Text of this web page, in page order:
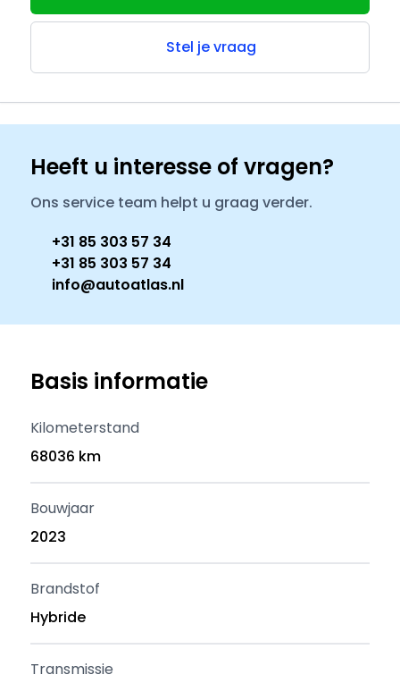
Stel je vraag
Heeft u interesse of vragen?
Ons service team helpt u graag verder.
+31 85 303 57 34
+31 85 303 57 34
info@autoatlas.nl
Basis informatie
Kilometerstand
68036 km
Bouwjaar
2023
Brandstof
Hybride
Transmissie